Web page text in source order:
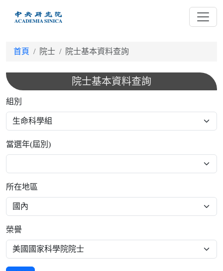
首頁 院士 院士基本資料查詢
院士基本資料查詢
組別
當選年(屆別)
所在地區
榮譽